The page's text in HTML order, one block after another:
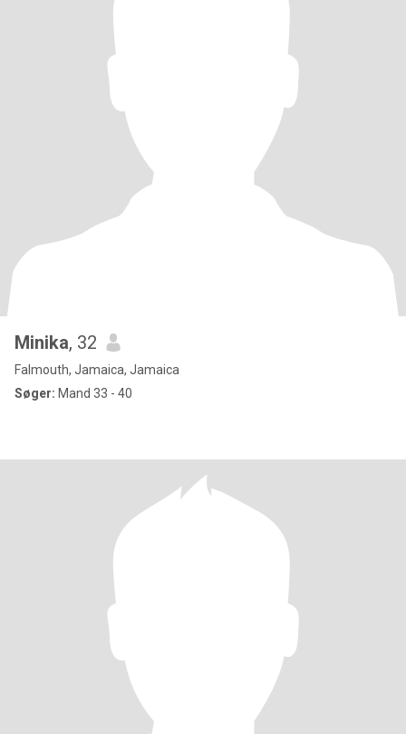
Minika, 32
Falmouth, Jamaica, Jamaica
Søger: Mand 33 - 40